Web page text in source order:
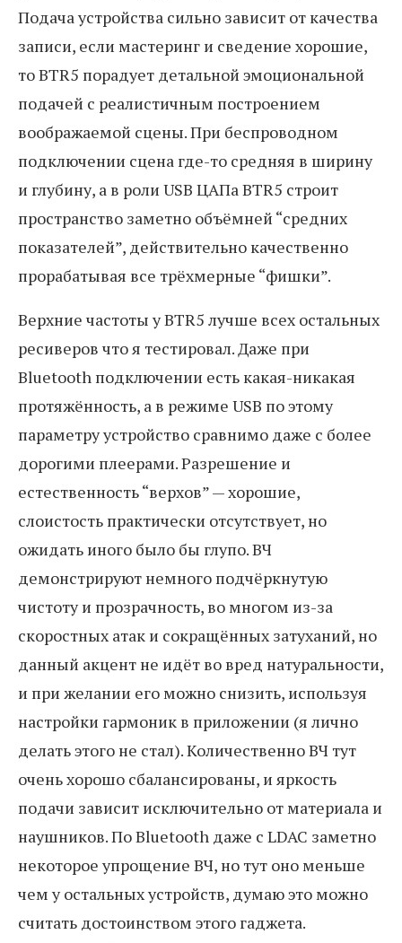
Подача устройства сильно зависит от качества
записи, если мастеринг и сведение хорошие,
то BTR5 порадует детальной эмоциональной
подачей с реалистичным построением
воображаемой сцены. При беспроводном
подключении сцена где-то средняя в ширину
и глубину, а в роли USB ЦАПа BTR5 строит
пространство заметно объёмней “средних
показателей”, действительно качественно
прорабатывая все трёхмерные “фишки”.
Верхние частоты у BTR5 лучше всех остальных
ресиверов что я тестировал. Даже при
Bluetooth подключении есть какая-никакая
протяжённость, а в режиме USB по этому
параметру устройство сравнимо даже с более
дорогими плеерами. Разрешение и
естественность “верхов” — хорошие,
слоистость практически отсутствует, но
ожидать иного было бы глупо. ВЧ
демонстрируют немного подчёркнутую
чистоту и прозрачность, во многом из-за
скоростных атак и сокращённых затуханий, но
данный акцент не идёт во вред натуральности,
и при желании его можно снизить, используя
настройки гармоник в приложении (я лично
делать этого не стал). Количественно ВЧ тут
очень хорошо сбалансированы, и яркость
подачи зависит исключительно от материала и
наушников. По Bluetooth даже с LDAC заметно
некоторое упрощение ВЧ, но тут оно меньше
чем у остальных устройств, думаю это можно
считать достоинством этого гаджета.